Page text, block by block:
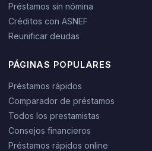
Préstamos sin nómina
Créditos con ASNEF
Reunificar deudas
PÁGINAS POPULARES
Préstamos rápidos
Comparador de préstamos
Todos los prestamistas
Consejos financieros
Préstamos rápidos online